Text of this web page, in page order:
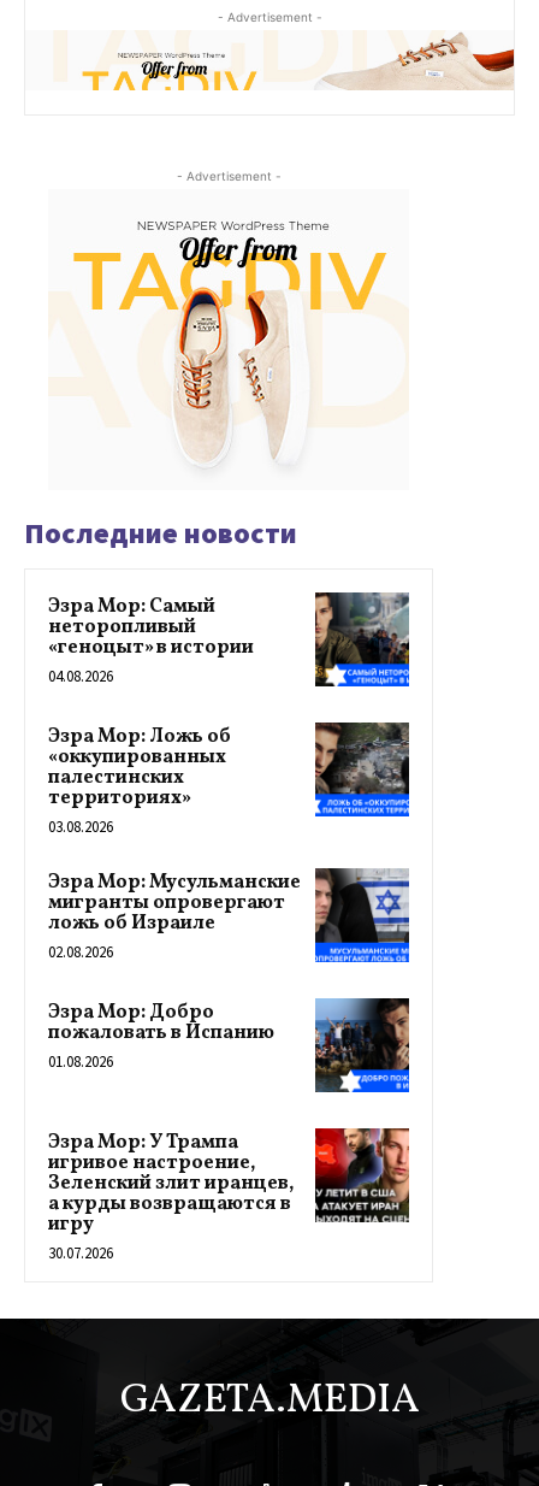
- Advertisement -
- Advertisement -
Последние новости
Эзра Мор: Самый
неторопливый
«геноцыт» в истории
04.08.2026
Эзра Мор: Ложь об
«оккупированных
палестинских
территориях»
03.08.2026
Эзра Мор: Мусульманские
мигранты опровергают
ложь об Израиле
02.08.2026
Эзра Мор: Добро
пожаловать в Испанию
01.08.2026
Эзра Мор: У Трампа
игривое настроение,
Зеленский злит иранцев,
а курды возвращаются в
игру
30.07.2026
GAZETA.MEDIA